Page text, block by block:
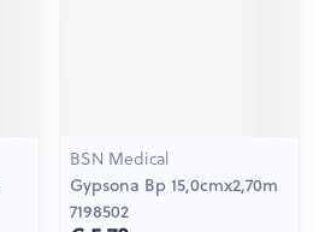
BSN Medical
Gypsona Bp 15,0cmx2,70m
7198502